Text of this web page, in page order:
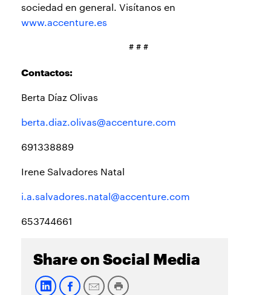
sociedad en general. Visítanos en
www.accenture.es
# # #
Contactos:
Berta Díaz Olivas
berta.diaz.olivas@accenture.com
691338889
Irene Salvadores Natal
i.a.salvadores.natal@accenture.com
653744661
Share on Social Media